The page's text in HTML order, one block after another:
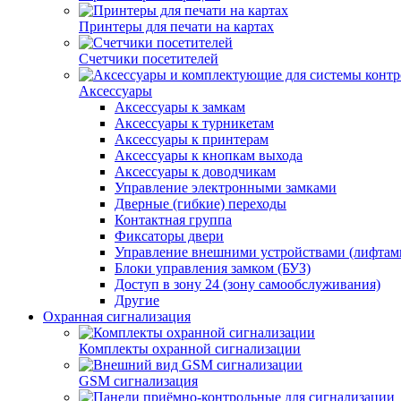
Принтеры для печати на картах
Счетчики посетителей
Аксессуары
Аксессуары к замкам
Аксессуары к турникетам
Аксессуары к принтерам
Аксессуары к кнопкам выхода
Аксессуары к доводчикам
Управление электронными замками
Дверные (гибкие) переходы
Контактная группа
Фиксаторы двери
Управление внешними устройствами
Блоки управления замком (БУЗ)
Доступ в зону 24 (зону самообслуживания)
Другие
Охранная сигнализация
Комплекты охранной сигнализации
GSM сигнализация